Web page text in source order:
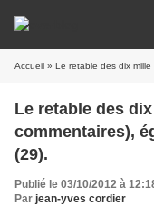
Accueil » Le retable des dix mille
Le retable des
commentaires),
(29).
Publié le 03/10/2012 à
Par jean-yves cordier